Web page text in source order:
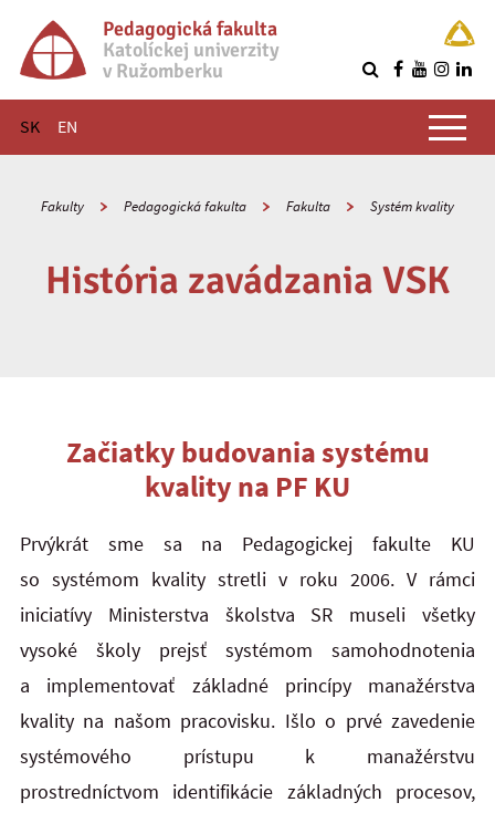
Pedagogická fakulta
Katolíckej univerzity
v Ružomberku
SK EN
Hlavné menu
Fakulty Pedagogická fakulta Fakulta Systém kvality
História zavádzania VSK
Začiatky budovania systému
kvality na PF KU
Prvýkrát sme sa na Pedagogickej fakulte KU
so systémom kvality stretli v roku 2006. V rámci
iniciatívy Ministerstva školstva SR museli všetky
vysoké školy prejsť systémom samohodnotenia
a implementovať základné princípy manažérstva
kvality na našom pracovisku. Išlo o prvé zavedenie
systémového prístupu k manažérstvu
prostredníctvom identifikácie základných procesov,